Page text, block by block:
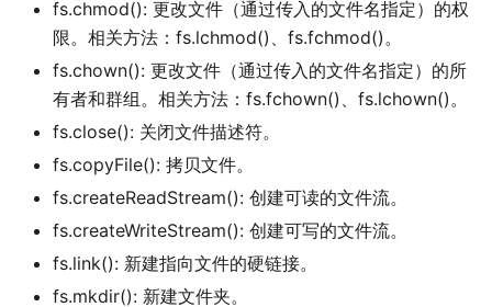
fs.chmod(): 更改文件（通过传入的文件名指定）的权
限。相关方法：fs.lchmod()、fs.fchmod()。
fs.chown(): 更改文件（通过传入的文件名指定）的所
有者和群组。相关方法：fs.fchown()、fs.lchown()。
fs.close(): 关闭文件描述符。
fs.copyFile(): 拷贝文件。
fs.createReadStream(): 创建可读的文件流。
fs.createWriteStream(): 创建可写的文件流。
fs.link(): 新建指向文件的硬链接。
fs.mkdir(): 新建文件夹。